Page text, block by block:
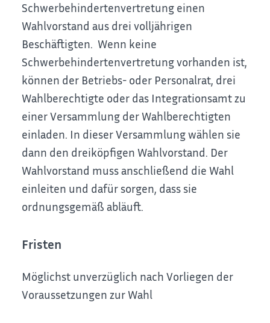
Schwerbehindertenvertretung einen
Wahlvorstand aus drei volljährigen
Beschäftigten. Wenn keine
Schwerbehindertenvertretung vorhanden ist,
können der Betriebs- oder Personalrat, drei
Wahlberechtigte oder das Integrationsamt zu
einer Versammlung der Wahlberechtigten
einladen. In dieser Versammlung wählen sie
dann den dreiköpfigen Wahlvorstand. Der
Wahlvorstand muss anschließend die Wahl
einleiten und dafür sorgen, dass sie
ordnungsgemäß abläuft.
Fristen
Möglichst unverzüglich nach Vorliegen der
Voraussetzungen zur Wahl